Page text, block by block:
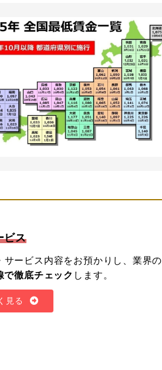
ビス
サービス内容をお預かりし、業界の
で徹底チェック します。
見る